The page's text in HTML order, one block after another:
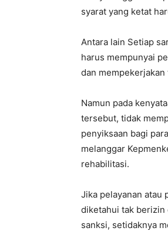
syarat yang ketat
Antara lain Setiap
harus mempunyai
dan
Namun pada
tersebut, tidak
penyiksaan bagi
melanggar
rehabilitasi.
Jika pelayanan atau
diketahui tak berizin
sanksi, setidaknya